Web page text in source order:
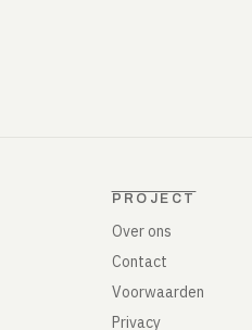
PROJECT
Over ons
Contact
Voorwaarden
Privacy